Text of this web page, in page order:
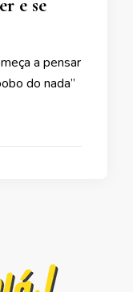
e se
a pensar
do nada”